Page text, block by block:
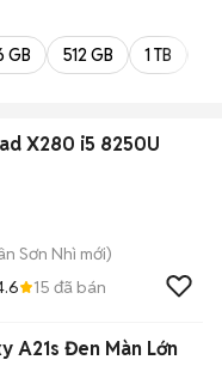
GB 512 GB 1 TB
X280 i5 8250U
Sơn Nhì mới)
15 đã bán
A21s Đen Màn Lớn